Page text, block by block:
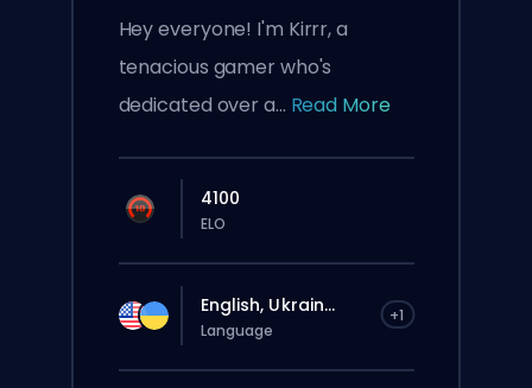
Hey everyone! I'm Kirrr, a
tenacious gamer who's
dedicated over a... Read More
4100
ELO
English, Ukrain... +1
Language